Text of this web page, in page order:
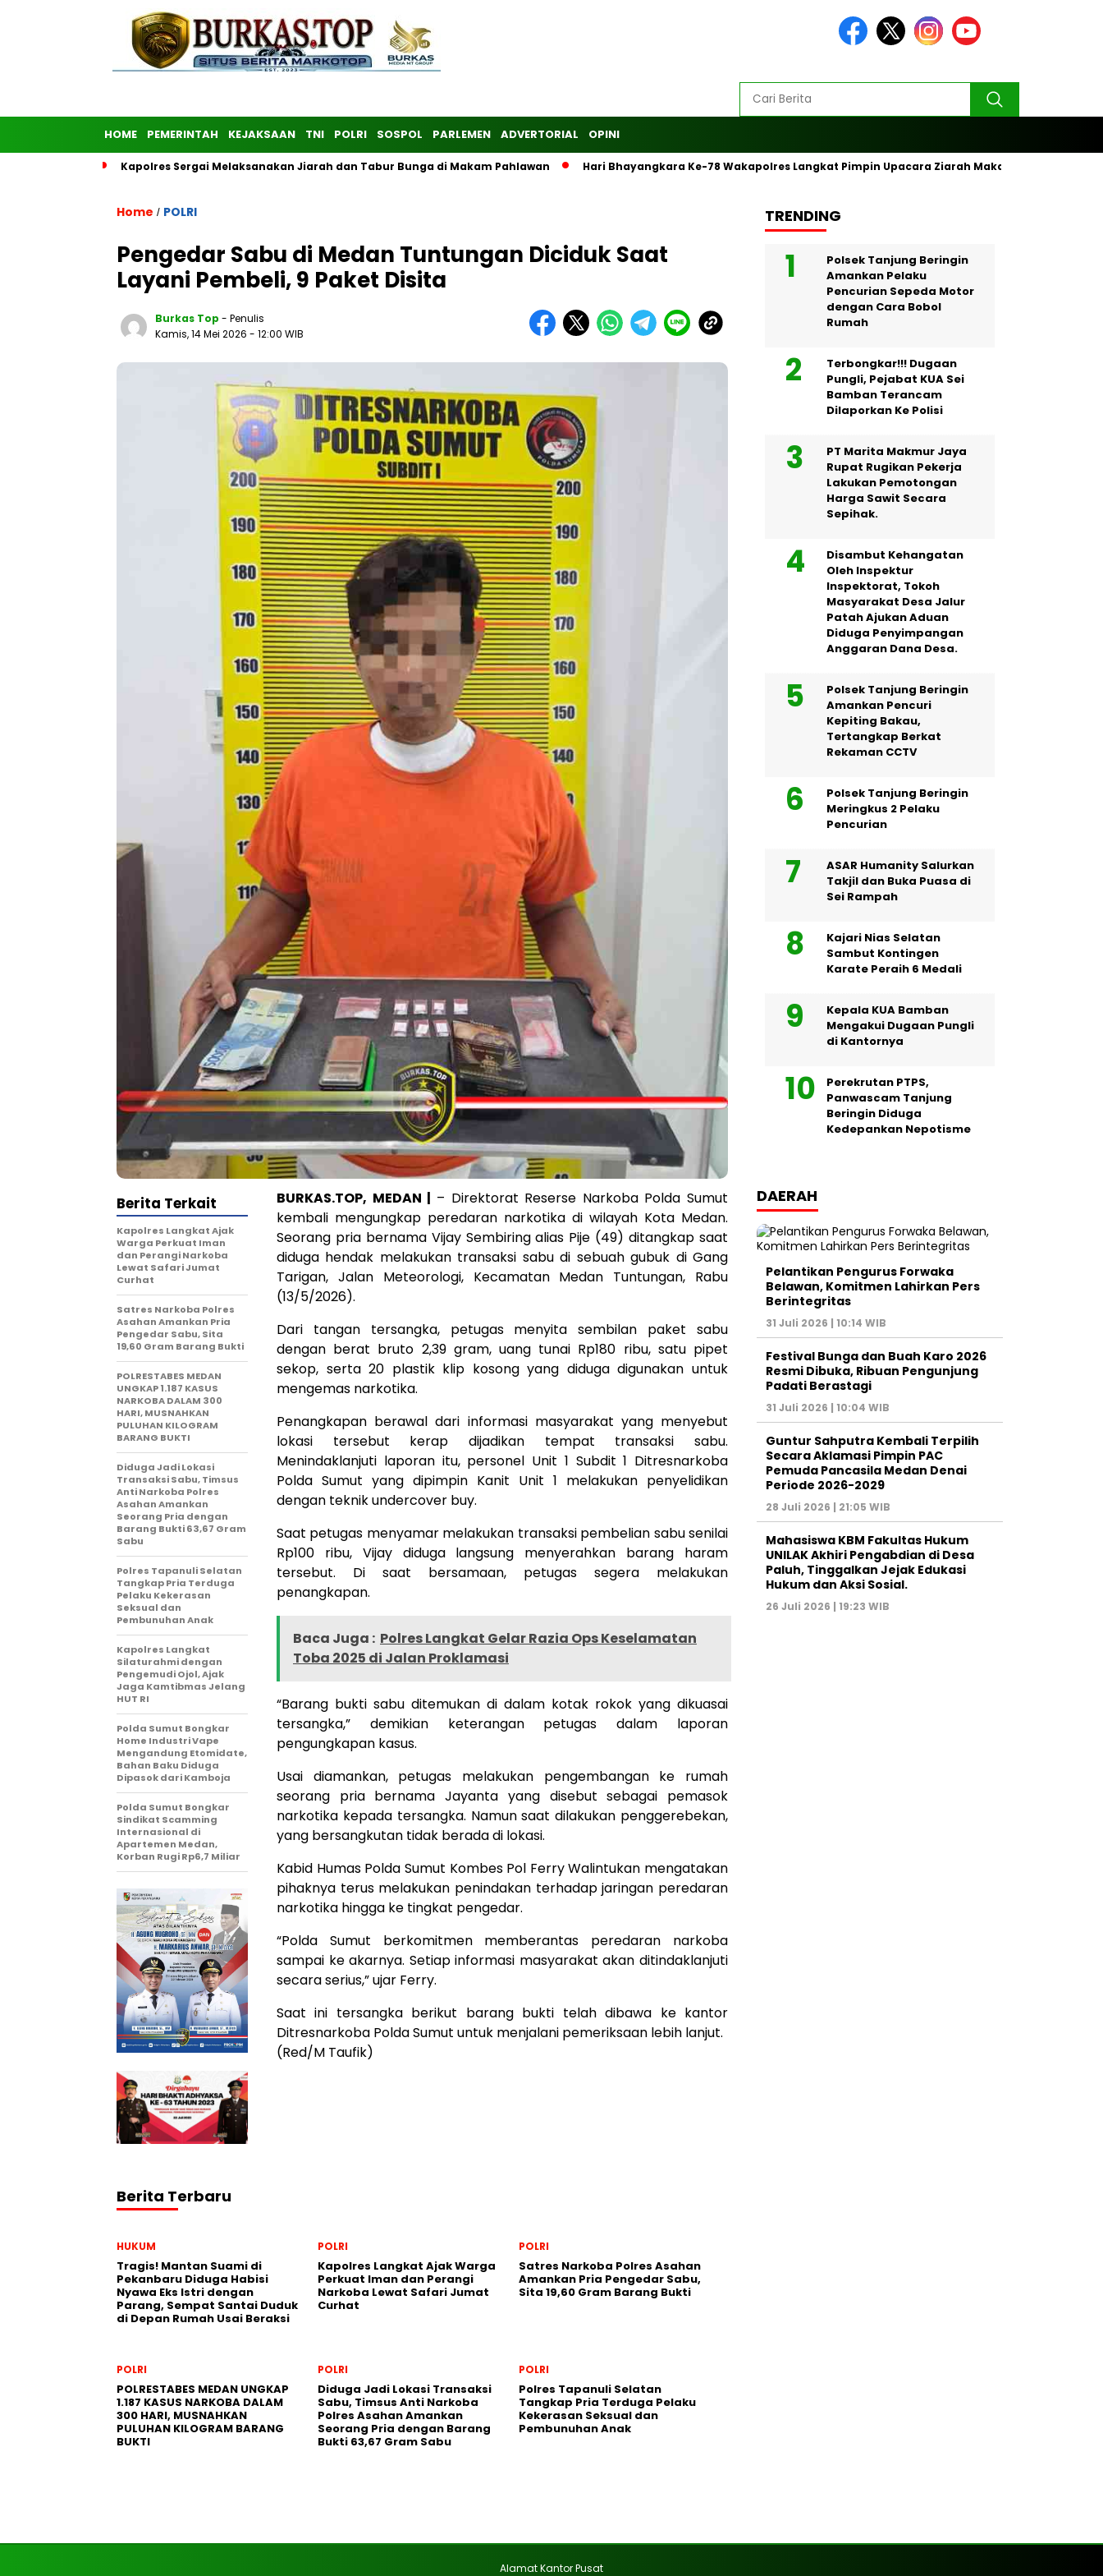
HOME PEMERINTAH KEJAKSAAN TNI POLRI SOSPOL PARLEMEN ADVERTORIAL OPINI
Kapolres Sergai Melaksanakan Jiarah dan Tabur Bunga di Makam Pahlawan Hari Bhayangkara Ke-78 Wakapolres Langkat Pimpin Upacara Ziarah Makam Pahlawan
Home / POLRI
Pengedar Sabu di Medan Tuntungan Diciduk Saat
Layani Pembeli, 9 Paket Disita
Burkas Top - Penulis
Kamis, 14 Mei 2026 - 12:00 WIB
BURKAS.TOP, MEDAN | – Direktorat Reserse Narkoba Polda Sumut
kembali mengungkap peredaran narkotika di wilayah Kota Medan.
Seorang pria bernama Vijay Sembiring alias Pije (49) ditangkap saat
diduga hendak melakukan transaksi sabu di sebuah gubuk di Gang
Tarigan, Jalan Meteorologi, Kecamatan Medan Tuntungan, Rabu
(13/5/2026).
Dari tangan tersangka, petugas menyita sembilan paket sabu
dengan berat bruto 2,39 gram, uang tunai Rp180 ribu, satu pipet
sekop, serta 20 plastik klip kosong yang diduga digunakan untuk
mengemas narkotika.
Penangkapan berawal dari informasi masyarakat yang menyebut
lokasi tersebut kerap dijadikan tempat transaksi sabu.
Menindaklanjuti laporan itu, personel Unit 1 Subdit 1 Ditresnarkoba
Polda Sumut yang dipimpin Kanit Unit 1 melakukan penyelidikan
dengan teknik undercover buy.
Saat petugas menyamar melakukan transaksi pembelian sabu senilai
Rp100 ribu, Vijay diduga langsung menyerahkan barang haram
tersebut. Di saat bersamaan, petugas segera melakukan
penangkapan.
Baca Juga : Polres Langkat Gelar Razia Ops Keselamatan
Toba 2025 di Jalan Proklamasi
“Barang bukti sabu ditemukan di dalam kotak rokok yang dikuasai
tersangka,” demikian keterangan petugas dalam laporan
pengungkapan kasus.
Usai diamankan, petugas melakukan pengembangan ke rumah
seorang pria bernama Jayanta yang disebut sebagai pemasok
narkotika kepada tersangka. Namun saat dilakukan penggerebekan,
yang bersangkutan tidak berada di lokasi.
Kabid Humas Polda Sumut Kombes Pol Ferry Walintukan mengatakan
pihaknya terus melakukan penindakan terhadap jaringan peredaran
narkotika hingga ke tingkat pengedar.
“Polda Sumut berkomitmen memberantas peredaran narkoba
sampai ke akarnya. Setiap informasi masyarakat akan ditindaklanjuti
secara serius,” ujar Ferry.
Saat ini tersangka berikut barang bukti telah dibawa ke kantor
Ditresnarkoba Polda Sumut untuk menjalani pemeriksaan lebih lanjut.
(Red/M Taufik)
Berita Terkait
Kapolres Langkat Ajak
Warga Perkuat Iman
dan Perangi Narkoba
Lewat Safari Jumat
Curhat
Satres Narkoba Polres
Asahan Amankan Pria
Pengedar Sabu, Sita
19,60 Gram Barang Bukti
POLRESTABES MEDAN
UNGKAP 1.187 KASUS
NARKOBA DALAM 300
HARI, MUSNAHKAN
PULUHAN KILOGRAM
BARANG BUKTI
Diduga Jadi Lokasi
Transaksi Sabu, Timsus
Anti Narkoba Polres
Asahan Amankan
Seorang Pria dengan
Barang Bukti 63,67 Gram
Sabu
Polres Tapanuli Selatan
Tangkap Pria Terduga
Pelaku Kekerasan
Seksual dan
Pembunuhan Anak
Kapolres Langkat
Silaturahmi dengan
Pengemudi Ojol, Ajak
Jaga Kamtibmas Jelang
HUT RI
Polda Sumut Bongkar
Home Industri Vape
Mengandung Etomidate,
Bahan Baku Diduga
Dipasok dari Kamboja
Polda Sumut Bongkar
Sindikat Scamming
Internasional di
Apartemen Medan,
Korban Rugi Rp6,7 Miliar
Berita Terbaru
HUKUM
Tragis! Mantan Suami di
Pekanbaru Diduga Habisi
Nyawa Eks Istri dengan
Parang, Sempat Santai Duduk
di Depan Rumah Usai Beraksi
POLRI
Kapolres Langkat Ajak Warga
Perkuat Iman dan Perangi
Narkoba Lewat Safari Jumat
Curhat
POLRI
Satres Narkoba Polres Asahan
Amankan Pria Pengedar Sabu,
Sita 19,60 Gram Barang Bukti
POLRI
POLRESTABES MEDAN UNGKAP
1.187 KASUS NARKOBA DALAM
300 HARI, MUSNAHKAN
PULUHAN KILOGRAM BARANG
BUKTI
POLRI
Diduga Jadi Lokasi Transaksi
Sabu, Timsus Anti Narkoba
Polres Asahan Amankan
Seorang Pria dengan Barang
Bukti 63,67 Gram Sabu
POLRI
Polres Tapanuli Selatan
Tangkap Pria Terduga Pelaku
Kekerasan Seksual dan
Pembunuhan Anak
TRENDING
Polsek Tanjung Beringin
Amankan Pelaku
Pencurian Sepeda Motor
dengan Cara Bobol
Rumah
Terbongkar!!! Dugaan
Pungli, Pejabat KUA Sei
Bamban Terancam
Dilaporkan Ke Polisi
PT Marita Makmur Jaya
Rupat Rugikan Pekerja
Lakukan Pemotongan
Harga Sawit Secara
Sepihak.
Disambut Kehangatan
Oleh Inspektur
Inspektorat, Tokoh
Masyarakat Desa Jalur
Patah Ajukan Aduan
Diduga Penyimpangan
Anggaran Dana Desa.
Polsek Tanjung Beringin
Amankan Pencuri
Kepiting Bakau,
Tertangkap Berkat
Rekaman CCTV
Polsek Tanjung Beringin
Meringkus 2 Pelaku
Pencurian
ASAR Humanity Salurkan
Takjil dan Buka Puasa di
Sei Rampah
Kajari Nias Selatan
Sambut Kontingen
Karate Peraih 6 Medali
Kepala KUA Bamban
Mengakui Dugaan Pungli
di Kantornya
Perekrutan PTPS,
Panwascam Tanjung
Beringin Diduga
Kedepankan Nepotisme
DAERAH
Pelantikan Pengurus Forwaka
Belawan, Komitmen Lahirkan Pers
Berintegritas
31 Juli 2026 | 10:14 WIB
Festival Bunga dan Buah Karo 2026
Resmi Dibuka, Ribuan Pengunjung
Padati Berastagi
31 Juli 2026 | 10:04 WIB
Guntur Sahputra Kembali Terpilih
Secara Aklamasi Pimpin PAC
Pemuda Pancasila Medan Denai
Periode 2026-2029
28 Juli 2026 | 21:05 WIB
Mahasiswa KBM Fakultas Hukum
UNILAK Akhiri Pengabdian di Desa
Paluh, Tinggalkan Jejak Edukasi
Hukum dan Aksi Sosial.
26 Juli 2026 | 19:23 WIB
Alamat Kantor Pusat